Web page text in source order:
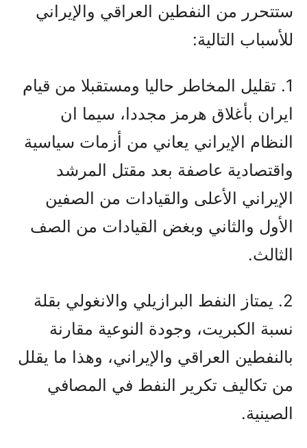
ستتحرر من النفطين العراقي والإيراني
للأسباب التالية:
1. تقليل المخاطر حاليا ومستقبلا من قيام
ايران بأغلاق هرمز مجددا، سيما ان
النظام الإيراني يعاني من أزمات سياسية
واقتصادية عاصفة بعد مقتل المرشد
الإيراني الأعلى والقيادات من الصفين
الأول والثاني وبغض القيادات من الصف
الثالث.
2. يمتاز النفط البرازيلي والانغولي بقلة
نسبة الكبريت، وجودة النوعية مقارنة
بالنفطين العراقي والإيراني، وهذا ما يقلل
من تكاليف تكرير النفط في المصافي
الصينية.